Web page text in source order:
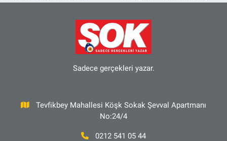
Sadece gerçekleri yazar.
Tevfikbey Mahallesi Köşk Sokak Şevval Apartmanı
No:24/4
0212 541 05 44